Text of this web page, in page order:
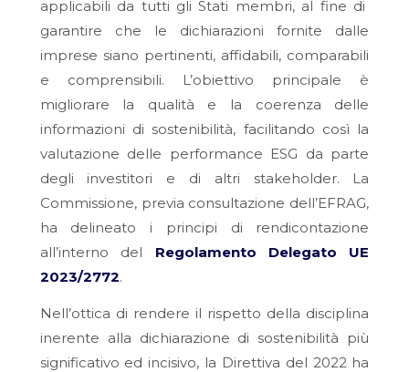
applicabili da tutti gli Stati membri, al fine di
garantire che le dichiarazioni fornite dalle
imprese siano pertinenti, affidabili, comparabili
e comprensibili. L’obiettivo principale è
migliorare la qualità e la coerenza delle
informazioni di sostenibilità, facilitando così la
valutazione delle performance ESG da parte
degli investitori e di altri stakeholder. La
Commissione, previa consultazione dell’EFRAG,
ha delineato i principi di rendicontazione
all’interno del Regolamento Delegato UE
2023/2772.
Nell’ottica di rendere il rispetto della disciplina
inerente alla dichiarazione di sostenibilità più
significativo ed incisivo, la Direttiva del 2022 ha